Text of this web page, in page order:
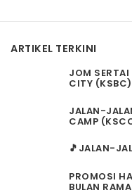
ARTIKEL TERKINI
JOM SERTAI
CITY (KSBC)
JALAN-
CAMP
🎵JALAN-
PROMOSI
BULAN